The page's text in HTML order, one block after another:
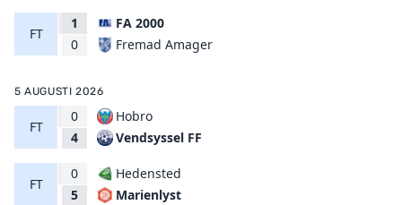
FT
1
0
FA 2000
Fremad Amager
5 AUGUSTI 2026
FT
0
4
Hobro
Vendsyssel FF
FT
0
5
Hedensted
Marienlyst